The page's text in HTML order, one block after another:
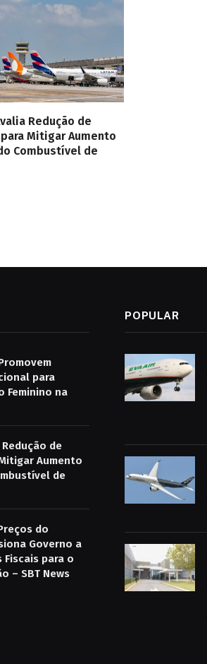
Redução de
Mitigar Aumento
Combustível de
para
Feminino na
de
Aumento
de
do
Governo a
Fiscais para o
– SBT News
POPULAR